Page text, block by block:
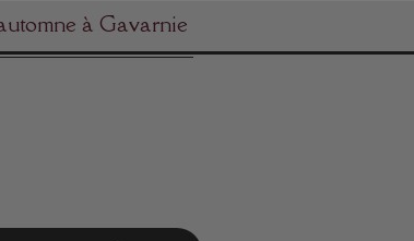
à Gavarnie